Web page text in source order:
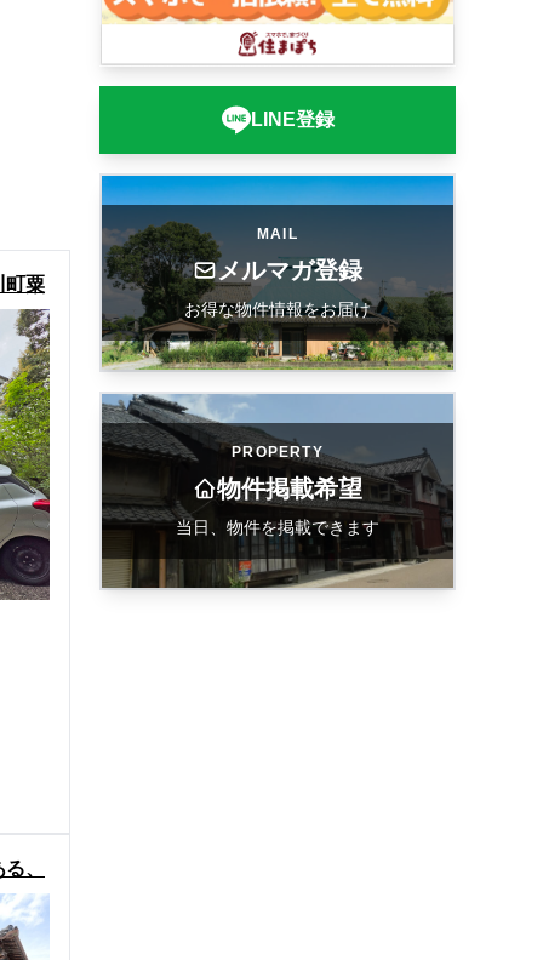
町粟
、
件物
LINE登録
MAIL
メルマガ登録
お得な物件情報をお届け
PROPERTY
物件掲載希望
当日、物件を掲載できます